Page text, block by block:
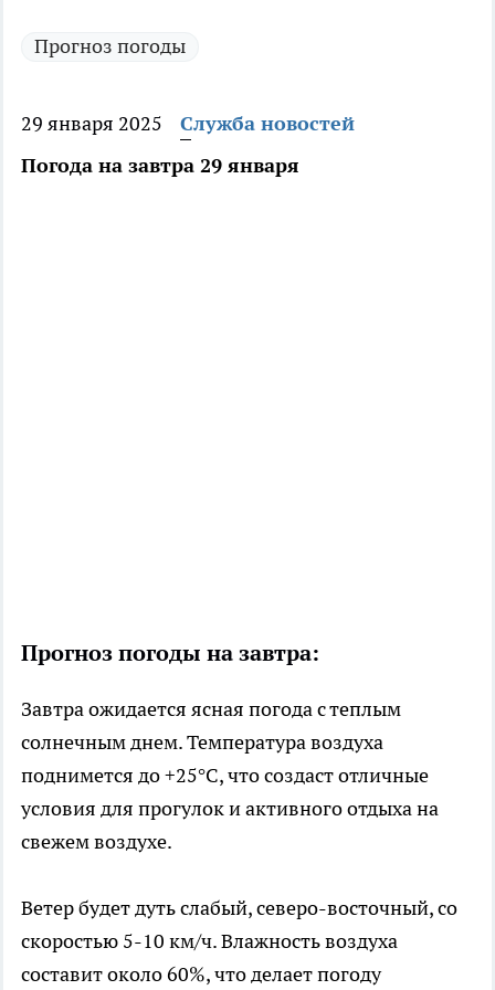
Прогноз погоды
29 января 2025
Служба новостей
Погода на завтра 29 января
Прогноз погоды на завтра:
Завтра ожидается ясная погода с теплым
солнечным днем. Температура воздуха
поднимется до +25°C, что создаст отличные
условия для прогулок и активного отдыха на
свежем воздухе.
Ветер будет дуть слабый, северо-восточный, со
скоростью 5-10 км/ч. Влажность воздуха
составит около 60%, что делает погоду